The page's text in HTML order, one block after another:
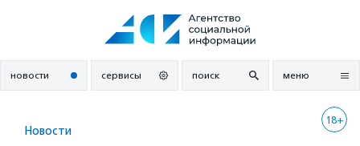
новости сервисы поиск меню
18+
Новости